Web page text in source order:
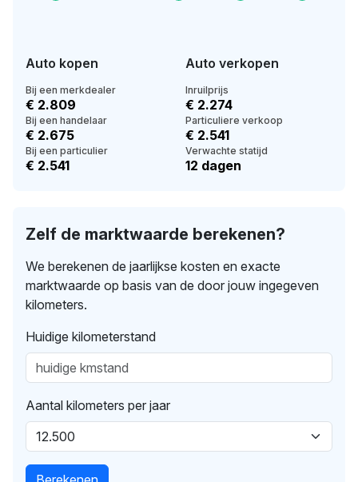
Auto kopen
Bij een merkdealer
€ 2.809
Bij een handelaar
€ 2.675
Bij een particulier
€ 2.541
Auto verkopen
Inruilprijs
€ 2.274
Particuliere verkoop
€ 2.541
Verwachte statijd
12 dagen
Zelf de marktwaarde berekenen?
We berekenen de jaarlijkse kosten en exacte
marktwaarde op basis van de door jouw ingegeven
kilometers.
Huidige kilometerstand
Aantal kilometers per jaar